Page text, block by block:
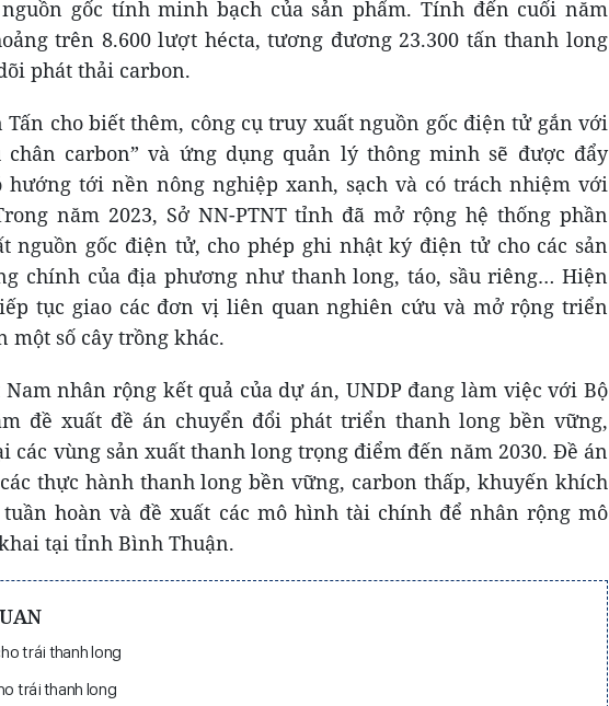
gốc tính minh bạch của sản phẩm. Tính đến cuối năm
trên 8.600 lượt hécta, tương đương 23.300 tấn thanh long
phát thải carbon.
Tấn cho biết thêm, công cụ truy xuất nguồn gốc điện tử gắn với
chân carbon” và ứng dụng quản lý thông minh sẽ được đẩy
hướng tới nền nông nghiệp xanh, sạch và có trách nhiệm với
năm 2023, Sở NN-PTNT tỉnh đã mở rộng hệ thống phần
nguồn gốc điện tử, cho phép ghi nhật ký điện tử cho các sản
chính của địa phương như thanh long, táo, sầu riêng… Hiện
tục giao các đơn vị liên quan nghiên cứu và mở rộng triển
một số cây trồng khác.
nhân rộng kết quả của dự án, UNDP đang làm việc với Bộ
đề xuất đề án chuyển đổi phát triển thanh long bền vững,
các vùng sản xuất thanh long trọng điểm đến năm 2030. Đề án
thực hành thanh long bền vững, carbon thấp, khuyến khích
hoàn và đề xuất các mô hình tài chính để nhân rộng mô
tại tỉnh Bình Thuận.
trái thanh long
trái thanh long